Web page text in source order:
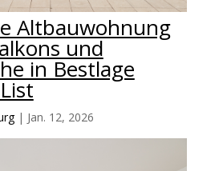
Altbauwohnung
und
in Bestlage
| Jan. 12, 2026